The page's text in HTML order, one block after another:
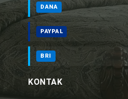
DANA
PAYPAL
BRI
KONTAK